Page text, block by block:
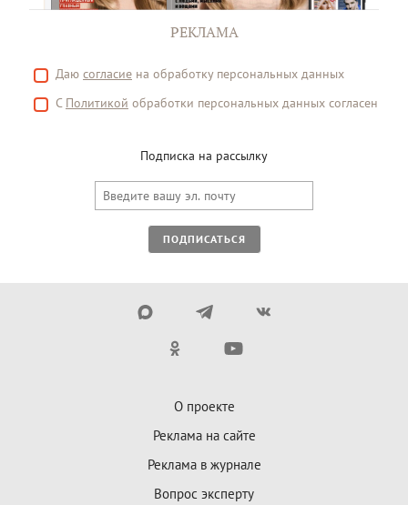
РЕКЛАМА
Даю согласие на обработку персональных данных
С Политикой обработки персональных данных согласен
Подписка на рассылку
ПОДПИСАТЬСЯ
О проекте
Реклама на сайте
Реклама в журнале
Вопрос эксперту